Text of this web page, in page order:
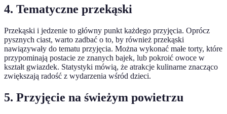
4. Tematyczne przekąski
Przekąski i jedzenie to główny punkt każdego przyjęcia. Oprócz
pysznych ciast, warto zadbać o to, by również przekąski
nawiązywały do tematu przyjęcia. Można wykonać małe torty, które
przypominają postacie ze znanych bajek, lub pokroić owoce w
kształt gwiazdek. Statystyki mówią, że atrakcje kulinarne znacząco
zwiększają radość z wydarzenia wśród dzieci.
5. Przyjęcie na świeżym powietrzu